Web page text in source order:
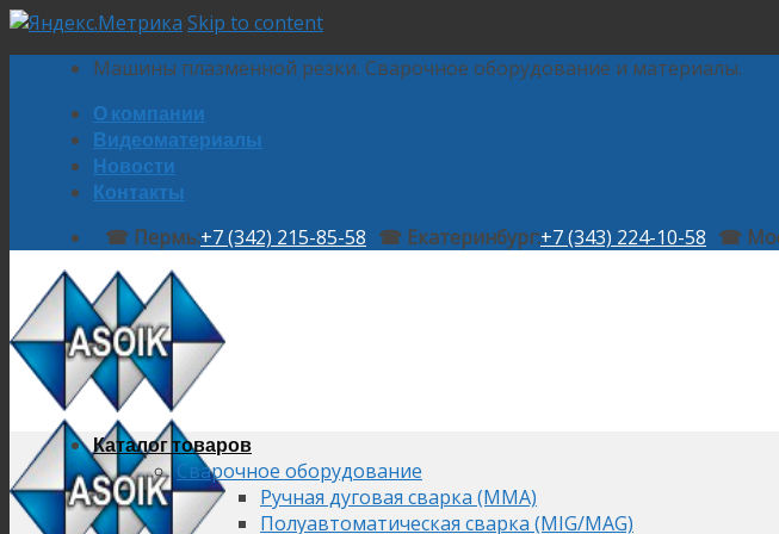
Skip to content
Машины плазменной резки. Сварочное оборудование и материалы.
О компании
Видеоматериалы
Новости
Контакты
☎ Пермь:+7 (342) 215-85-58 ☎ Екатеринбург:+7 (343) 224-10-58 ☎
Каталог товаров
Сварочное оборудование
Ручная дуговая сварка (MMA)
Полуавтоматическая сварка (MIG/MAG)